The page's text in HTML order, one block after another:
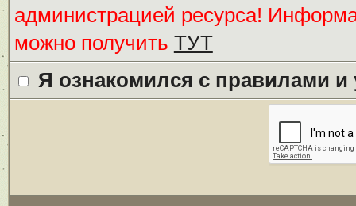
администрацией ресурса!
можно получить ТУТ
Я ознакомился с правилами